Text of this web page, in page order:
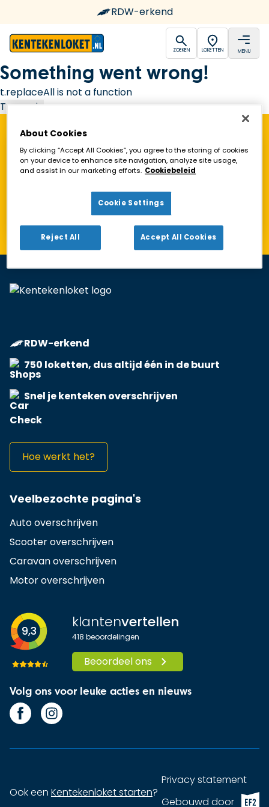
RDW-erkend
open
ZOEKEN LOKETTEN MENU
Something went wrong!
t.replaceAll is not a function
Try again
Vind een Kentekenloket in de buurt!
Toon alleen geopende loketten
RDW-erkend
750 loketten, dus altijd één in de buurt
Snel je kenteken overschrijven
Hoe werkt het?
Veelbezochte pagina's
Auto overschrijven
Scooter overschrijven
Caravan overschrijven
Motor overschrijven
9,3 klantenvertellen
418 beoordelingen
Beoordeel ons
Volg ons voor leuke acties en nieuws
Ook een Kentekenloket starten?
Privacy statement
Gebouwd doorEF2
About Cookies
By clicking “Accept All Cookies”, you agree to the storing of cookies
on your device to enhance site navigation, analyze site usage,
and assist in our marketing efforts. Cookiebeleid
Cookie Settings
Reject All Accept All Cookies